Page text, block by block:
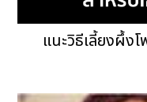
แนะวิธีเลี้ยงผึ้ง